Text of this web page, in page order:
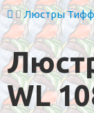
Люстры
WL